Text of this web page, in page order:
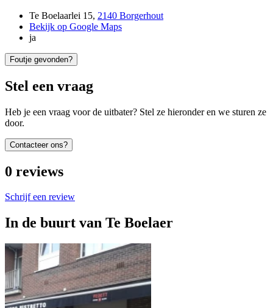
Te Boelaarlei 15, 2140 Borgerhout
Bekijk op Google Maps
ja
Foutje gevonden?
Stel een vraag
Heb je een vraag voor de uitbater? Stel ze hieronder en we sturen ze
door.
Contacteer ons?
0 reviews
Schrijf een review
In de buurt van Te Boelaer